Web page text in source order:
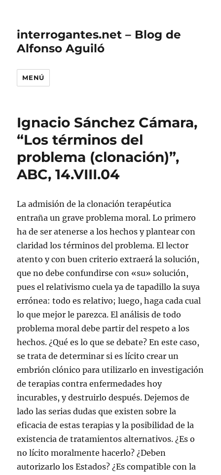
interrogantes.net – Blog de
Alfonso Aguiló
MENÚ
Ignacio Sánchez Cámara,
“Los términos del
problema (clonación)”,
ABC, 14.VIII.04
La admisión de la clonación terapéutica
entraña un grave problema moral. Lo primero
ha de ser atenerse a los hechos y plantear con
claridad los términos del problema. El lector
atento y con buen criterio extraerá la solución,
que no debe confundirse con «su» solución,
pues el relativismo cuela ya de tapadillo la suya
errónea: todo es relativo; luego, haga cada cual
lo que mejor le parezca. El análisis de todo
problema moral debe partir del respeto a los
hechos. ¿Qué es lo que se debate? En este caso,
se trata de determinar si es lícito crear un
embrión clónico para utilizarlo en investigación
de terapias contra enfermedades hoy
incurables, y destruirlo después. Dejemos de
lado las serias dudas que existen sobre la
eficacia de estas terapias y la posibilidad de la
existencia de tratamientos alternativos. ¿Es o
no lícito moralmente hacerlo? ¿Deben
autorizarlo los Estados? ¿Es compatible con la